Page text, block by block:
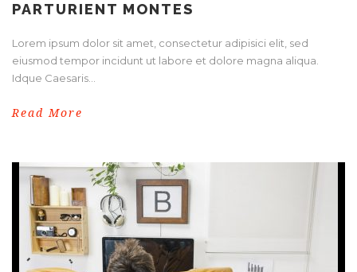
PARTURIENT MONTES
Lorem ipsum dolor sit amet, consectetur adipisici elit, sed
eiusmod tempor incidunt ut labore et dolore magna aliqua.
Idque Caesaris...
Read More